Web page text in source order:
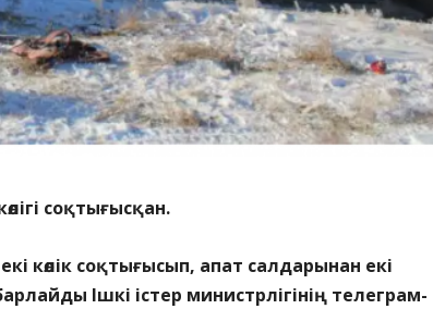
соқтығысқан.
көлік соқтығысып, апат салдарынан екі
Ішкі істер министрлігінің телеграм-